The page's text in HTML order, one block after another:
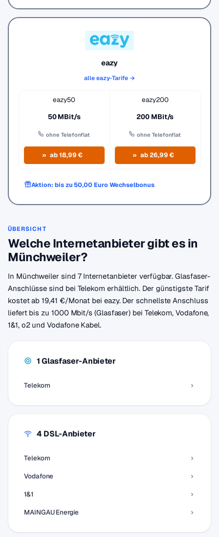
eazy
alle eazy-Tarife →
eazy50
50 MBit/s
ohne Telefonflat
ab 18,99 €
eazy200
200 MBit/s
ohne Telefonflat
ab 26,99 €
Aktion: bis zu 50,00 Euro Wechselbonus
ÜBERSICHT
Welche Internetanbieter gibt es in
Münchweiler?
In Münchweiler sind 7 Internetanbieter verfügbar. Glasfaser-
Anschlüsse sind bei Telekom erhältlich. Der günstigste Tarif
kostet ab 19,41 €/Monat bei eazy. Der schnellste Anschluss
liefert bis zu 1000 Mbit/s (Glasfaser) bei Telekom, Vodafone,
1&1, o2 und Vodafone Kabel.
1 Glasfaser-Anbieter
Telekom
4 DSL-Anbieter
Telekom
Vodafone
1&1
MAINGAU Energie